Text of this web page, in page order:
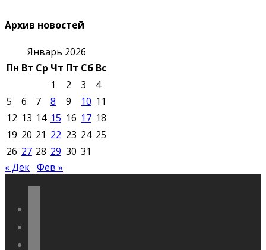
Архив новостей
Январь 2026
Пн Вт Ср Чт Пт Сб Вс
1
2 3
4
5
6 7 8 9 10 11
12 13 14 15 16 17 18
19 20 21 22 23 24 25
26 27 28 29 30 31
« Дек Фев »